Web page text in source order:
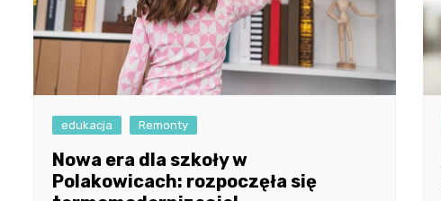
edukacja Remonty
Nowa era dla szkoły w
Polakowicach: rozpoczęła się